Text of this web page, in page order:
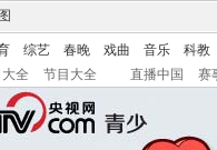
综艺 春晚 戏曲 音乐 科教
全 节目大全 直播中国 赛